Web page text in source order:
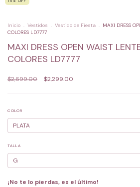
Inicio . Vestidos . Vestido de Fiesta . MAXI DRESS
COLORES LD7777
MAXI DRESS OPEN WAIST
COLORES LD7777
$2,699.00 $2,299.00
COLOR
TALLA
¡No te lo pierdas, es el último!